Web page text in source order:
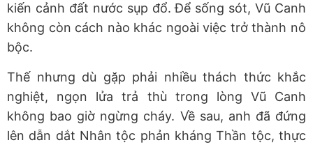
kiến cảnh đất nước sụp đổ. Để sống sót, Vũ Canh
không còn cách nào khác ngoài việc trở thành nô
bộc.
Thế nhưng dù gặp phải nhiều thách thức khắc
nghiệt, ngọn lửa trả thù trong lòng Vũ Canh
không bao giờ ngừng cháy. Về sau, anh đã đứng
lên dẫn dắt Nhân tộc phản kháng Thần tộc, thực